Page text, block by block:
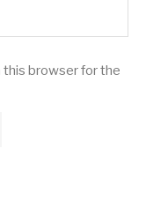
this browser for the